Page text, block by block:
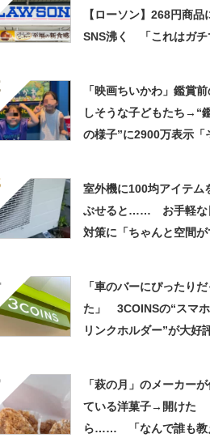
【ローソン】268円商品
SNS沸く 「これはガチ
「映画ちいかわ」鑑賞
しそうな子どもたち→“
の様子”に2900万表示「
室外機に100均アイテム
ぶせると…… お手軽な
対策に「ちゃんと空間が
「車のバーにぴったりだ
た」 3COINSの“スマ
リンクホルダー”が大好
「萩の月」のメーカー
ている洋菓子→開けた
ら…… 「なんで誰も教